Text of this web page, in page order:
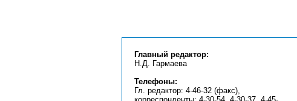
Главный редактор:
Н.Д. Гармаева
Телефоны:
Гл. редактор: 4-46-32 (факс),